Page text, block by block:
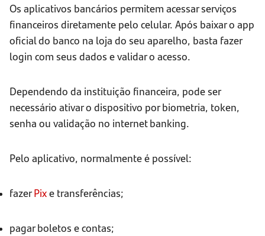
Os aplicativos bancários permitem acessar serviços
financeiros diretamente pelo celular. Após baixar o app
oficial do banco na loja do seu aparelho, basta fazer
login com seus dados e validar o acesso.
Dependendo da instituição financeira, pode ser
necessário ativar o dispositivo por biometria, token,
senha ou validação no internet banking.
Pelo aplicativo, normalmente é possível:
fazerPixe transferências;
pagar boletos e contas;